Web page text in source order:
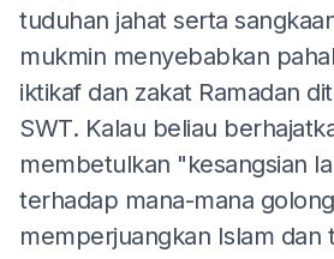
tuduhan jahat serta
mukmin menyebabkan
iktikaf dan zakat Ramadan
SWT. Kalau beliau
membetulkan "kesangsian
terhadap mana-mana
memperjuangkan Islam dan